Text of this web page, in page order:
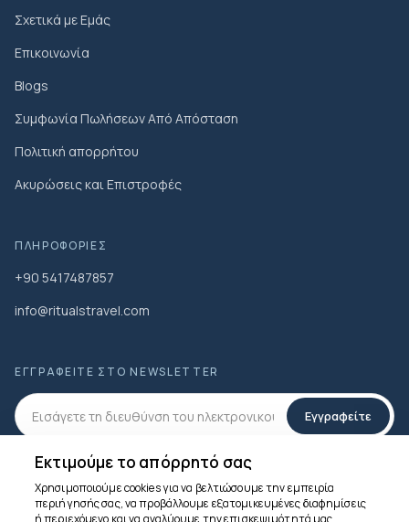
Σχετικά με Εμάς
Επικοινωνία
Blogs
Συμφωνία Πωλήσεων Από Απόσταση
Πολιτική απορρήτου
Ακυρώσεις και Επιστροφές
ΠΛΗΡΟΦΟΡΊΕΣ
+90 5417487857
info@ritualstravel.com
ΕΓΓΡΑΦΕΊΤΕ ΣΤΟ NEWSLETTER
Εγγραφείτε
ΜΕΣΑ ΚΟΙΝΩΝΙΚΗΣ ΔΙΚΤΥΩΣΗΣ
Εκτιμούμε το απόρρητό σας
Χρησιμοποιούμε cookies για να βελτιώσουμε την εμπειρία
περιήγησής σας, να προβάλλουμε εξατομικευμένες διαφημίσεις
ή περιεχόμενο και να αναλύουμε την επισκεψιμότητά μας.